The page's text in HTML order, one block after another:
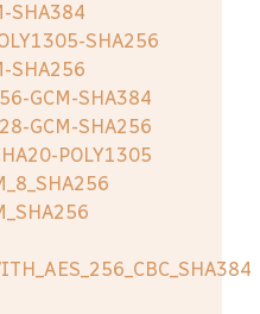
SHA384
SHA256
SHA256
GCM-SHA384
GCM-SHA256
POLY1305